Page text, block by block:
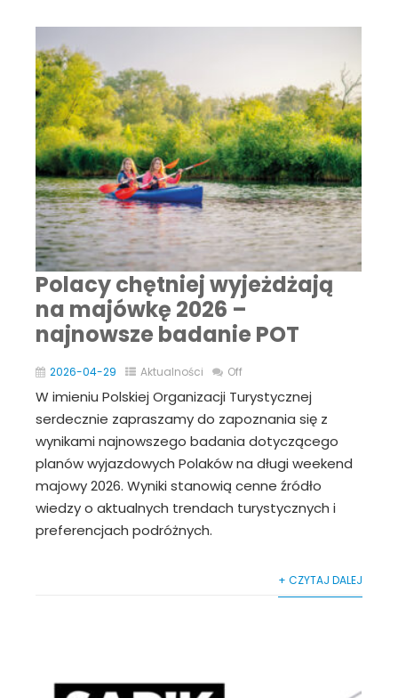
Polacy chętniej wyjeżdżają
na majówkę 2026 –
najnowsze badanie POT
2026-04-29 Aktualności Off
W imieniu Polskiej Organizacji Turystycznej
serdecznie zapraszamy do zapoznania się z
wynikami najnowszego badania dotyczącego
planów wyjazdowych Polaków na długi weekend
majowy 2026. Wyniki stanowią cenne źródło
wiedzy o aktualnych trendach turystycznych i
preferencjach podróżnych.
+ CZYTAJ DALEJ